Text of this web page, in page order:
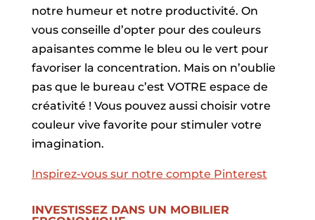
notre humeur et notre productivité. On
vous conseille d’opter pour des couleurs
apaisantes comme le bleu ou le vert pour
favoriser la concentration. Mais on n’oublie
pas que le bureau c’est VOTRE espace de
créativité ! Vous pouvez aussi choisir votre
couleur vive favorite pour stimuler votre
imagination.
Inspirez-vous sur notre compte Pinterest
INVESTISSEZ DANS UN MOBILIER